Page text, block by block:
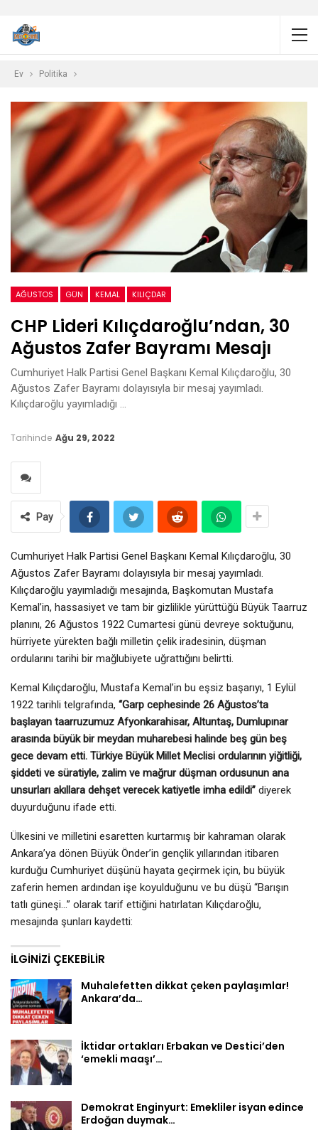
Ev Politika
AĞUSTOS GÜN KEMAL KILIÇDAR
CHP Lideri Kılıçdaroğlu’ndan, 30
Ağustos Zafer Bayramı Mesajı
Cumhuriyet Halk Partisi Genel Başkanı Kemal Kılıçdaroğlu, 30
Ağustos Zafer Bayramı dolayısıyla bir mesaj yayımladı.
Kılıçdaroğlu yayımladığı …
Tarihinde Ağu 29, 2022
Pay
Cumhuriyet Halk Partisi Genel Başkanı Kemal Kılıçdaroğlu, 30
Ağustos Zafer Bayramı dolayısıyla bir mesaj yayımladı.
Kılıçdaroğlu yayımladığı mesajında, Başkomutan Mustafa
Kemal’in, hassasiyet ve tam bir gizlilikle yürüttüğü Büyük Taarruz
planını, 26 Ağustos 1922 Cumartesi günü devreye soktuğunu,
hürriyete yürekten bağlı milletin çelik iradesinin, düşman
ordularını tarihi bir mağlubiyete uğrattığını belirtti.
Kemal Kılıçdaroğlu, Mustafa Kemal’in bu eşsiz başarıyı, 1 Eylül
1922 tarihli telgrafında, “Garp cephesinde 26 Ağustos’ta
başlayan taarruzumuz Afyonkarahisar, Altuntaş, Dumlupınar
arasında büyük bir meydan muharebesi halinde beş gün beş
gece devam etti. Türkiye Büyük Millet Meclisi ordularının yiğitliği,
şiddeti ve süratiyle, zalim ve mağrur düşman ordusunun ana
unsurları akıllara dehşet verecek katiyetle imha edildi” diyerek
duyurduğunu ifade etti.
Ülkesini ve milletini esaretten kurtarmış bir kahraman olarak
Ankara’ya dönen Büyük Önder’in gençlik yıllarından itibaren
kurduğu Cumhuriyet düşünü hayata geçirmek için, bu büyük
zaferin hemen ardından işe koyulduğunu ve bu düşü “Barışın
tatlı güneşi…” olarak tarif ettiğini hatırlatan Kılıçdaroğlu,
mesajında şunları kaydetti:
İLGINIZI ÇEKEBILIR
Muhalefetten dikkat çeken paylaşımlar!
Ankara’da…
İktidar ortakları Erbakan ve Destici’den
‘emekli maaşı’…
Demokrat Enginyurt: Emekliler isyan edince
Erdoğan duymak…